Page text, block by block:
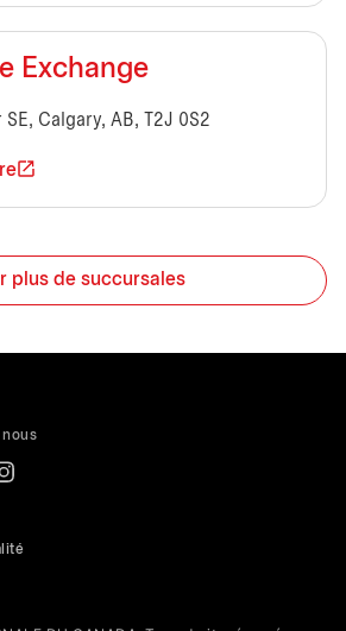
Exchange
Calgary, AB, T2J 0S2
plus de succursales
nous